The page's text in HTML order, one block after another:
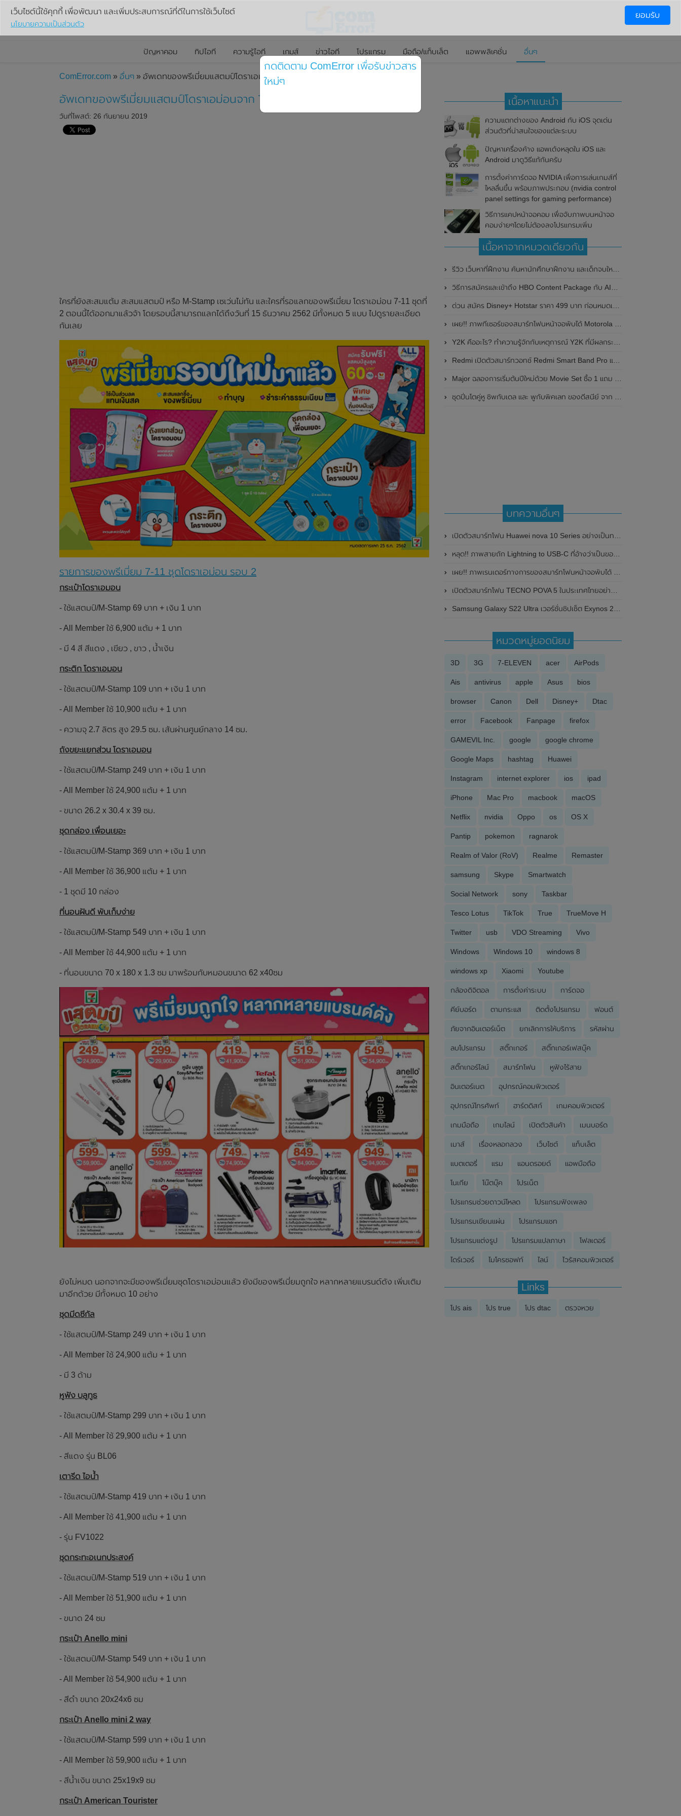
ปัญหาคอม ทิปไอที ความรู้ไอที เกมส์ ข่าวไอที โปรแกรม มือถือ/แท็บเล็ต แอพพลิเคชั่น อื่นๆ
ComError.com » อื่นๆ » อัพเดทของพรีเมี่ยมแสตมป์โดราเอม่อนจาก 7-11 รอบ 2 มาแล้วจ้า
อัพเดทของพรีเมี่ยมแสตมป์โดราเอม่อนจาก 7-11 รอบ 2 มาแล้วจ้า
วันที่โพสต์: 26 กันยายน 2019
ใครที่ยังสะสมแต้ม สะสมแสตมป์ หรือ M-Stamp เซเว่นไม่ทัน และใครที่รอแลกของพรีเมี่ยม โดราเอม่อน 7-11 ชุดที่
2 ตอนนี้ได้ออกมาแล้วจ้า โดยรอบนี้สามารถแลกได้ถึงวันที่ 15 ธันวาคม 2562 มีทั้งหมด 5 แบบ ไปดูรายละเอียด
กันเลย
รายการของพรีเมี่ยม 7-11 ชุดโดราเอม่อน รอบ 2
กระเป๋าโดราเอมอน
- ใช้แสตมป์/M-Stamp 69 บาท + เงิน 1 บาท
- All Member ใช้ 6,900 แต้ม + 1 บาท
- มี 4 สี สีแดง , เขียว , ขาว , น้ำเงิน
กระติก โดราเอมอน
- ใช้แสตมป์/M-Stamp 109 บาท + เงิน 1 บาท
- All Member ใช้ 10,900 แต้ม + 1 บาท
- ความจุ 2.7 ลิตร สูง 29.5 ซม. เส้นผ่านศูนย์กลาง 14 ซม.
ถังขยะแยกส่วน โดราเอมอน
- ใช้แสตมป์/M-Stamp 249 บาท + เงิน 1 บาท
- All Member ใช้ 24,900 แต้ม + 1 บาท
- ขนาด 26.2 x 30.4 x 39 ซม.
ชุดกล่อง เพื่อนเยอะ
- ใช้แสตมป์/M-Stamp 369 บาท + เงิน 1 บาท
- All Member ใช้ 36,900 แต้ม + 1 บาท
- 1 ชุดมี 10 กล่อง
ที่นอนฝันดี พับเก็บง่าย
- ใช้แสตมป์/M-Stamp 549 บาท + เงิน 1 บาท
- All Member ใช้ 44,900 แต้ม + 1 บาท
- ที่นอนขนาด 70 x 180 x 1.3 ซม มาพร้อมกับหมอนขนาด 62 x40ซม
ยังไม่หมด นอกจากจะมีของพรีเมี่ยมชุดโดราเอม่อนแล้ว ยังมีของพรีเมี่ยมถูกใจ หลากหลายแบรนด์ดัง เพิ่มเติม
มาอีกด้วย มีทั้งหมด 10 อย่าง
ชุดมีดซีกัล
- ใช้แสตมป์/M-Stamp 249 บาท + เงิน 1 บาท
- All Member ใช้ 24,900 แต้ม + 1 บาท
- มี 3 ด้าม
หูฟัง บลูทูธ
- ใช้แสตมป์/M-Stamp 299 บาท + เงิน 1 บาท
- All Member ใช้ 29,900 แต้ม + 1 บาท
- สีแดง รุ่น BL06
เตารีด ไอน้ำ
- ใช้แสตมป์/M-Stamp 419 บาท + เงิน 1 บาท
- All Member ใช้ 41,900 แต้ม + 1 บาท
- รุ่น FV1022
ชุดกระทะอเนกประสงค์
- ใช้แสตมป์/M-Stamp 519 บาท + เงิน 1 บาท
- All Member ใช้ 51,900 แต้ม + 1 บาท
- ขนาด 24 ซม
กระเป๋า Anello mini
- ใช้แสตมป์/M-Stamp 549 บาท + เงิน 1 บาท
- All Member ใช้ 54,900 แต้ม + 1 บาท
- สีดำ ขนาด 20x24x6 ซม
กระเป๋า Anello mini 2 way
- ใช้แสตมป์/M-Stamp 599 บาท + เงิน 1 บาท
- All Member ใช้ 59,900 แต้ม + 1 บาท
- สีน้ำเงิน ขนาด 25x19x9 ซม
กระเป๋า American Tourister
เนื้อหาแนะนำ
ความแตกต่างของ Android กับ iOS จุดเด่น
ส่วนตัวที่น่าสนใจของแต่ละระบบ
ปัญหาเครื่องค้าง แอพเด้งหลุดใน iOS และ
Android มาดูวิธีแก้กันครับ
การตั้งค่าการ์ดจอ NVIDIA เพื่อการเล่นเกมส์ที่
ไหลลื่นขึ้น พร้อมภาพประกอบ (nvidia control
panel settings for gaming performance)
วิธีการแคปหน้าจอคอม เพื่อจับภาพบนหน้าจอ
คอมง่ายๆโดยไม่ต้องลงโปรแกรมเพิ่ม
เนื้อหาจากหมวดเดียวกัน
รีวิว เว็บหาที่ฝึกงาน ค้นหานักศึกษาฝึกงาน และเด็กจบใหม่ สร้างเรซูเม่ฟรี internth.com
วิธีการสมัครและเข้าถึง HBO Content Package กับ AIS ในราคาพิเศษ
ด่วน สมัคร Disney+ Hotstar ราคา 499 บาท ก่อนหมดเขต 29 มิ.ย. 2566
เผย!! ภาพทีเซอร์ของสมาร์ทโฟนหน้าจอพับได้ Motorola Razr 2023 มาพร้อมรองรับอัตราการรีเฟรชเรทที่สูงขึ้น คาดเปิดตัวในเร็วๆนี้
Y2K คืออะไร? ทำความรู้จักกับเหตุการณ์ Y2K ที่มีผลกระทบต่อโลกในอดีต
Redmi เปิดตัวสมาร์ทวอทช์ Redmi Smart Band Pro และ Redmi Watch 2 Lite มาพร้อมหน้าจอขนาดใหญ่ขึ้น , รองรับโหมดออกกำลังกายมากกว่า 110 โหมด และกันน้ำ 5 ATM
Major ฉลองการเริ่มต้นปีใหม่ด้วย Movie Set ซื้อ 1 แถม 1 ในราคาเพียง 290 บาท
ชุดปิ่นโตคู่หู ชิพกับเดล และ พูกับพิคเลท ของดีสนีย์ จาก 7-Eleven
บทความอื่นๆ
เปิดตัวสมาร์ทโฟน Huawei nova 10 Series อย่างเป็นทางการในประเทศไทย ในราคาเริ่มต้นที่ 13,990 บาท
หลุด!! ภาพสายถัก Lightning to USB-C ที่อ้างว่าเป็นของ iPhone 12 โชว์ให้เห็นกันแบบชัดๆ
เผย!! ภาพเรนเดอร์ทางการของสมาร์ทโฟนหน้าจอพับได้ Google Pixel Fold คาดเปิดตัวในวันที่ 10 พฤษภาคม 2023 นี้
เปิดตัวสมาร์ทโฟน TECNO POVA 5 ในประเทศไทยอย่างเป็นทางการแล้ว ในราคาเริ่มต้นเพียง 4,999 บาท
Samsung Galaxy S22 Ultra เวอร์ชั่นชิปเซ็ต Exynos 2200 ผ่านการทดสอบประสิทธิภาพบน Geekbench แล้ว
หมวดหมู่ยอดนิยม
3D 3G 7-ELEVEN acer AirPods
Ais antivirus apple Asus bios
browser Canon Dell Disney+ Dtac
error Facebook Fanpage firefox
GAMEVIL Inc. google google chrome
Google Maps hashtag Huawei
Instagram internet explorer ios ipad
iPhone Mac Pro macbook macOS
Netflix nvidia Oppo os OS X
Pantip pokemon ragnarok
Realm of Valor (RoV) Realme Remaster
samsung Skype Smartwatch
Social Network sony Taskbar
Tesco Lotus TikTok True TrueMove H
Twitter usb VDO Streaming Vivo
Windows Windows 10 windows 8
windows xp Xiaomi Youtube
กล้องดิจิตอล การตั้งค่าระบบ การ์ดจอ
คีย์บอร์ด ตามกระแส ติดตั้งโปรแกรม ฟอนต์
ภัยจากอินเตอร์เน็ต ยกเลิกการให้บริการ รหัสผ่าน
ลบโปรแกรม สติ๊กเกอร์ สติ๊กเกอร์เฟสบุ๊ค
สติ๊กเกอร์ไลน์ สมาร์ทโฟน หูฟังไร้สาย
อินเตอร์เนต อุปกรณ์คอมพิวเตอร์
อุปกรณ์โทรศัพท์ ฮาร์ดดิสก์ เกมคอมพิวเตอร์
เกมมือถือ เกมไลน์ เปิดตัวสินค้า เมนบอร์ด
เมาส์ เรื่องหลอกลวง เว็บไซต์ แท็บเล็ต
แบตเตอรี่ แรม แอนดรอยด์ แอพมือถือ
โนเกีย โน๊ตบุ๊ค โปรเน็ต
โปรแกรมช่วยดาวน์โหลด โปรแกรมฟังเพลง
โปรแกรมเขียนแผ่น โปรแกรมแชท
โปรแกรมแต่งรูป โปรแกรมแปลภาษา โฟลเดอร์
ไดร์เวอร์ ไมโครซอฟท์ ไลน์ ไวรัสคอมพิวเตอร์
Links
โปร ais โปร true โปร dtac ตรวจหวย
เว็บไซต์นี้ใช้คุกกี้ เพื่อพัฒนา และเพิ่มประสบการณ์ที่ดีในการใช้เว็บไซต์
นโยบายความเป็นส่วนตัว
ยอมรับ
กดติดตาม ComError เพื่อรับข่าวสาร
ใหม่ๆ